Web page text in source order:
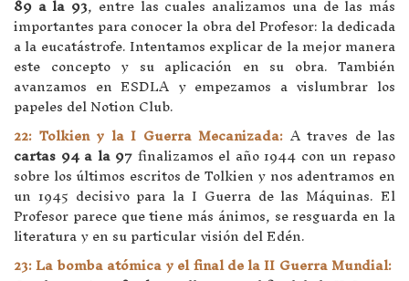
89 a la 93, entre las cuales analizamos una de las más
importantes para conocer la obra del Profesor: la dedicada
a la eucatástrofe. Intentamos explicar de la mejor manera
este concepto y su aplicación en su obra. También
avanzamos en ESDLA y empezamos a vislumbrar los
papeles del Notion Club.
22: Tolkien y la I Guerra Mecanizada: A traves de las
cartas 94 a la 97finalizamos el año 1944 con un repaso
sobre los últimos escritos de Tolkien y nos adentramos en
un 1945 decisivo para la I Guerra de las Máquinas. El
Profesor parece que tiene más ánimos, se resguarda en la
literatura y en su particular visión del Edén.
23: La bomba atómica y el final de la II Guerra Mundial: